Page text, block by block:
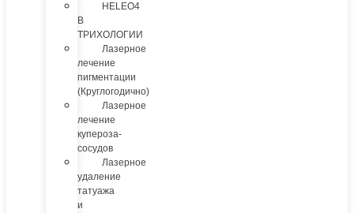
HELEO4
В
ТРИХОЛОГИИ
Лазерное
лечение
пигментации
(Круглогодично)
Лазерное
лечение
купероза-
сосудов
Лазерное
удаление
татуажа
и